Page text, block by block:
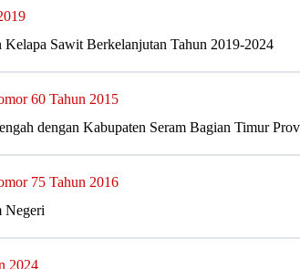
Sawit Berkelanjutan Tahun 2019-2024
60 Tahun 2015
dengan Kabupaten Seram Bagian Timur
75 Tahun 2016
Negeri
2024